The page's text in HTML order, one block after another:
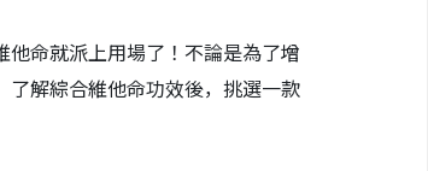
命就派上用場了！不論是為了增
解綜合維他命功效後，挑選一款